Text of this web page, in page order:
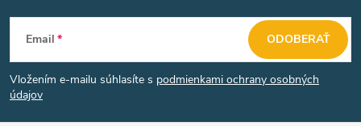
Z
á
p
Email
Vložením e-mailu súhlasíte s podmienkami ochrany osobných
údajov
ODOBERAŤ